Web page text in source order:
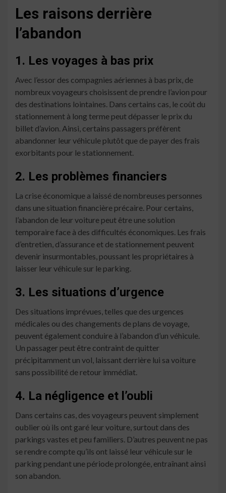
Les raisons derrière
l’abandon
1. Les voyages à bas prix
Avec l’essor des compagnies aériennes à bas prix, de
nombreux voyageurs choisissent de prendre l’avion pour
des destinations lointaines. Dans certains cas, le coût du
stationnement à long terme peut dépasser le prix du
billet d’avion. Ainsi, certains passagers préfèrent
abandonner leur véhicule plutôt que de payer des frais
exorbitants pour le stationnement.
2. Les problèmes financiers
La crise économique a laissé de nombreuses personnes
dans une situation financière précaire. Pour certains,
l’abandon de leur voiture peut être une solution
temporaire face à des difficultés économiques. Les frais
d’entretien, d’assurance et de stationnement peuvent
devenir insurmontables, poussant les propriétaires à
laisser leur véhicule sur le parking.
3. Les situations d’urgence
Des situations imprévues, telles que des urgences
médicales ou des changements de plans de voyage,
peuvent également conduire à l’abandon d’un véhicule.
Un passager peut être contraint de quitter
précipitamment un vol, laissant derrière lui sa voiture
sans possibilité de retour immédiat.
4. La négligence et l’oubli
Dans certains cas, des voyageurs peuvent simplement
oublier où ils ont garé leur voiture, surtout dans des
parkings vastes et peu familiers. D’autres peuvent ne pas
se rendre compte qu’ils ont laissé leur véhicule sur le
parking pendant une période prolongée, entraînant ainsi
son abandon.